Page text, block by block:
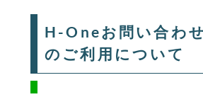
H-Oneお問い合わ
のご利用について